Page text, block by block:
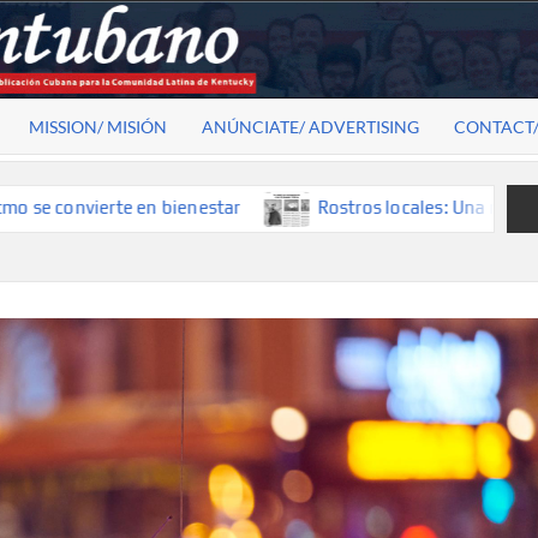
MISSION/ MISIÓN ANÚNCIATE/ ADVERTISING
bienestar Rostros locales: Una mirada que